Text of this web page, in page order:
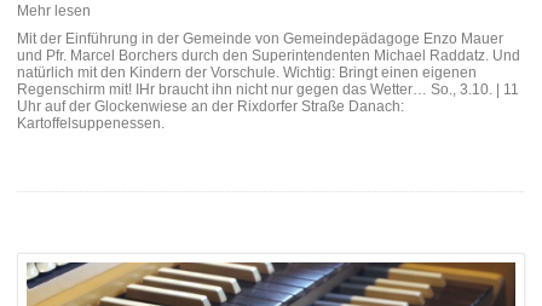
Mehr lesen
Mit der Einführung in der Gemeinde von Gemeindepädagoge Enzo Mauer
und Pfr. Marcel Borchers durch den Superintendenten Michael Raddatz. Und
natürlich mit den Kindern der Vorschule. Wichtig: Bringt einen eigenen
Regenschirm mit! IHr braucht ihn nicht nur gegen das Wetter… So., 3.10. | 11
Uhr auf der Glockenwiese an der Rixdorfer Straße Danach:
Kartoffelsuppenessen.